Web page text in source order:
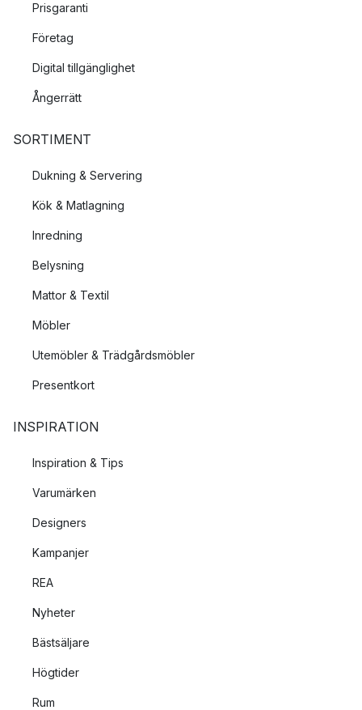
Prisgaranti
Företag
Digital tillgänglighet
Ångerrätt
SORTIMENT
Dukning & Servering
Kök & Matlagning
Inredning
Belysning
Mattor & Textil
Möbler
Utemöbler & Trädgårdsmöbler
Presentkort
INSPIRATION
Inspiration & Tips
Varumärken
Designers
Kampanjer
REA
Nyheter
Bästsäljare
Högtider
Rum